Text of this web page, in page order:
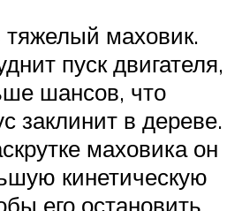
тяжелый маховик.
пуск двигателя,
шансов, что
заклинит в дереве.
маховика он
кинетическую
его остановить